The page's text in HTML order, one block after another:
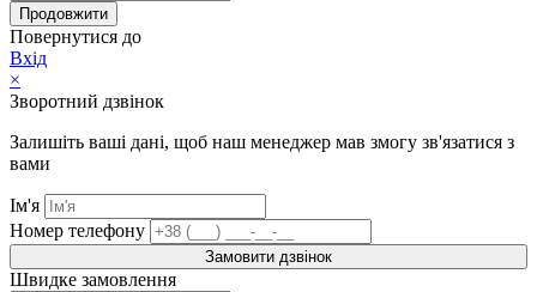
Продовжити
Повернутися до
Вхід
×
Зворотний дзвінок
Залишіть ваші дані, щоб наш менеджер мав змогу зв'язатися з
вами
Ім'я
Номер телефону
Замовити дзвінок
Швидке замовлення